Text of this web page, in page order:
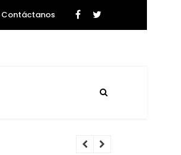
Contáctanos